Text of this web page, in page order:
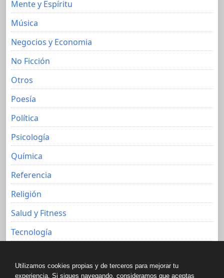
Mente y Espíritu
Música
Negocios y Economia
No Ficción
Otros
Poesía
Política
Psicología
Química
Referencia
Religión
Salud y Fitness
Tecnología
Utilizamos cookies propias y de terceros para mejorar tu
experiencia. Si sigues navegando, consideramos que aceptas